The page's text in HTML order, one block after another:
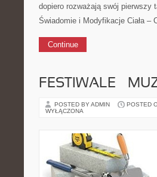
dopiero rozważają swój pierwszy
Świadomie i Modyfikacje Ciała –
Continue
FESTIWALE –
POSTED BY ADMIN POSTED
WYŁĄCZONA